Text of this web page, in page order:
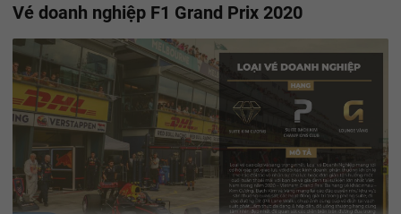
Vé doanh nghiệp F1 Grand Prix 2020